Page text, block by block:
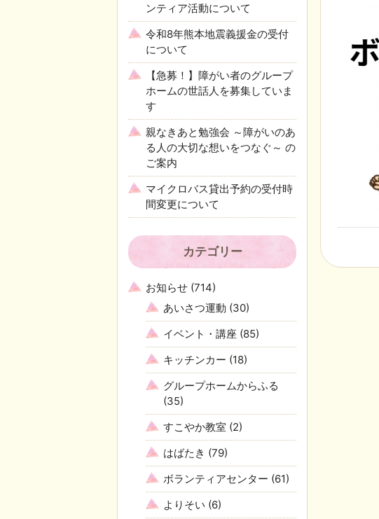
ンティア活動について
令和8年熊本地震義援金の受付
について
【急募！】障がい者のグループ
ホームの世話人を募集していま
す
親なきあと勉強会 ～障がいのあ
る人の大切な想いをつなぐ～ の
ご案内
マイクロバス貸出予約の受付時
間変更について
カテゴリー
お知らせ (714)
あいさつ運動 (30)
イベント・講座 (85)
キッチンカー (18)
グループホームからふる
(35)
すこやか教室 (2)
はばたき (79)
ボランティアセンター (61)
よりそい (6)